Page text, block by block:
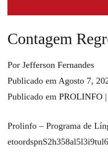
Contagem
Por Jefferson Fernandes
Publicado em Agosto 7,
Publicado em PROLINFO
Prolinfo – Programa de